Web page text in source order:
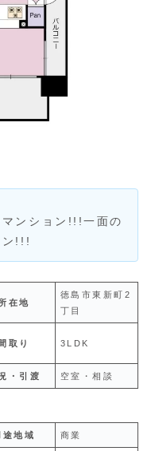
ンション!!!一面の
ン!!!
在地
徳島市東新町2
丁目
間取り 3LDK
・引渡 空室・相談
途地域 商業